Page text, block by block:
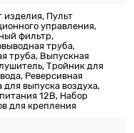
изделия, Пульт
управления,
фильтр,
труба,
труба, Выпускная
Тройник для
Реверсивная
для выпуска воздуха,
12В, Набор
для крепления